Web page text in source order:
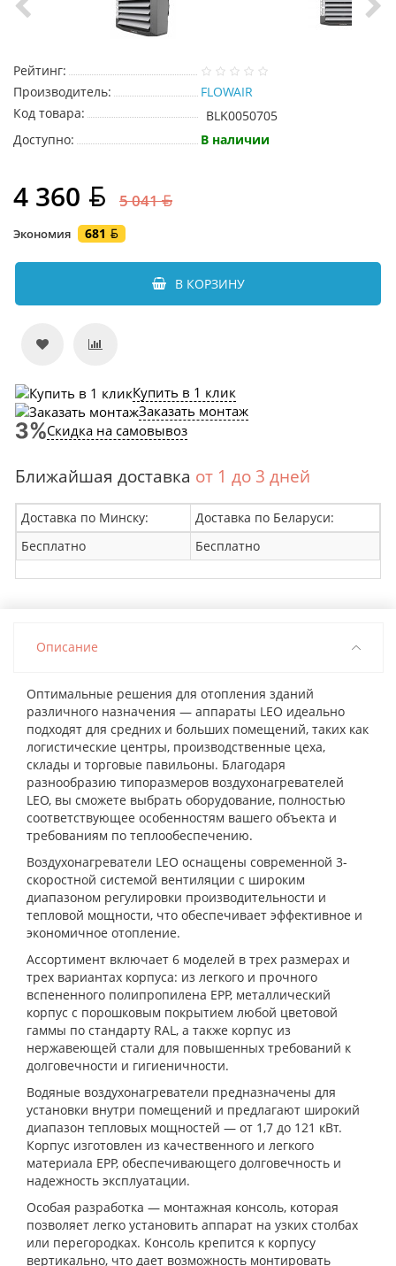
Рейтинг:
Производитель:
FLOWAIR
Код товара:
BLK0050705
Доступно:
В наличии
4 360 5 041
Экономия 681
В КОРЗИНУ
Купить в 1 клик
Заказать монтаж
Скидка на самовывоз
Ближайшая доставка от 1 до 3 дней
Доставка по Минску:
Доставка по Беларуси:
Бесплатно
Бесплатно
Описание
Оптимальные решения для отопления зданий
различного назначения — аппараты LEO идеально
подходят для средних и больших помещений, таких как
логистические центры, производственные цеха,
склады и торговые павильоны. Благодаря
разнообразию типоразмеров воздухонагревателей
LEO, вы сможете выбрать оборудование, полностью
соответствующее особенностям вашего объекта и
требованиям по теплообеспечению.
Воздухонагреватели LEO оснащены современной 3-
скоростной системой вентиляции с широким
диапазоном регулировки производительности и
тепловой мощности, что обеспечивает эффективное и
экономичное отопление.
Ассортимент включает 6 моделей в трех размерах и
трех вариантах корпуса: из легкого и прочного
вспененного полипропилена EPP, металлический
корпус с порошковым покрытием любой цветовой
гаммы по стандарту RAL, а также корпус из
нержавеющей стали для повышенных требований к
долговечности и гигиеничности.
Водяные воздухонагреватели предназначены для
установки внутри помещений и предлагают широкий
диапазон тепловых мощностей — от 1,7 до 121 кВт.
Корпус изготовлен из качественного и легкого
материала EPP, обеспечивающего долговечность и
надежность эксплуатации.
Особая разработка — монтажная консоль, которая
позволяет легко установить аппарат на узких столбах
или перегородках. Консоль крепится к корпусу
вертикально, что дает возможность монтировать